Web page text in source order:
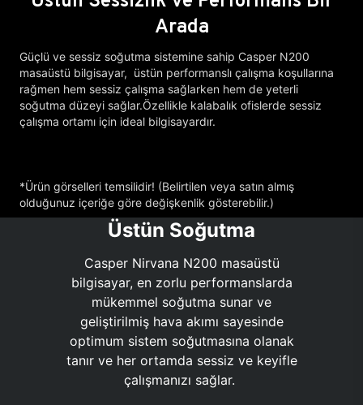
Arada
Güçlü ve sessiz soğutma sistemine sahip Casper N200
masaüstü bilgisayar, üstün performanslı çalışma koşullarına
rağmen hem sessiz çalışma sağlarken hem de yeterli
soğutma düzeyi sağlar.Özellikle kalabalık ofislerde sessiz
çalışma ortamı için ideal bilgisayardır.
*Ürün görselleri temsilidir! (Belirtilen veya satın almış
olduğunuz içeriğe göre değişkenlik gösterebilir.)
Üstün Soğutma
Casper Nirvana N200 masaüstü
bilgisayar, en zorlu performanslarda
mükemmel soğutma sunar ve
geliştirilmiş hava akımı sayesinde
optimum sistem soğutmasına olanak
tanır ve her ortamda sessiz ve keyifle
çalışmanızı sağlar.